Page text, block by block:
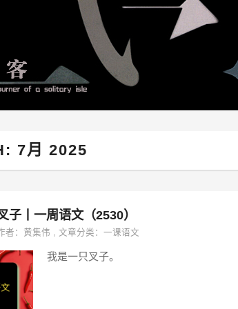
7月 2025
子丨一周语文（2530）
者： 黄集伟 , 文章分类： 一课语文
我是一只叉子。